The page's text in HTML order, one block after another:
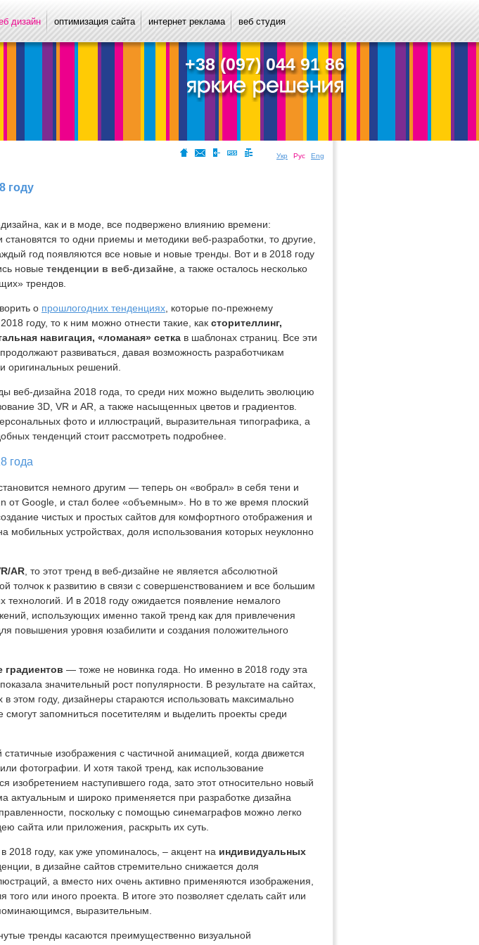
дизайн оптимизация сайта интернет реклама веб студия
+38 (097) 044 91 86
Укр Рус Eng
году
как и в моде, все подвержено влиянию времени:
то одни приемы и методики веб-разработки, то другие,
год появляются все новые и новые тренды. Вот и в 2018 году
новые тенденции в веб-дизайне , а также осталось несколько
трендов.
о прошлогодних тенденциях , которые по-прежнему
году, то к ним можно отнести такие, как сторителлинг,
навигация, «ломаная» сетка в шаблонах страниц. Все эти
развиваться, давая возможность разработчикам
оригинальных решений.
веб-дизайна 2018 года, то среди них можно выделить эволюцию
3D, VR и AR, а также насыщенных цветов и градиентов.
фото и иллюстраций, выразительная типографика, а
тенденций стоит рассмотреть подробнее.
года
немного другим — теперь он «вобрал» в себя тени и
от Google, и стал более «объемным». Но в то же время плоский
чистых и простых сайтов для комфортного отображения и
мобильных устройствах, доля использования которых неуклонно
AR , то этот тренд в веб-дизайне не является абсолютной
толчок к развитию в связи с совершенствованием и все большим
технологий. И в 2018 году ожидается появление немалого
использующих именно такой тренд как для привлечения
повышения уровня юзабилити и создания положительного
— тоже не новинка года. Но именно в 2018 году эта
значительный рост популярности. В результате на сайтах,
этом году, дизайнеры стараются использовать максимально
запомниться посетителям и выделить проекты среди
статичные изображения с частичной анимацией, когда движется
фотографии. И хотя такой тренд, как использование
изобретением наступившего года, зато этот относительно новый
актуальным и широко применяется при разработке дизайна
поскольку с помощью синемаграфов можно легко
сайта или приложения, раскрыть их суть.
2018 году, как уже упоминалось, – акцент на индивидуальных
в дизайне сайтов стремительно снижается доля
а вместо них очень активно применяются изображения,
или иного проекта. В итоге это позволяет сделать сайт или
выразительным.
тренды касаются преимущественно визуальной